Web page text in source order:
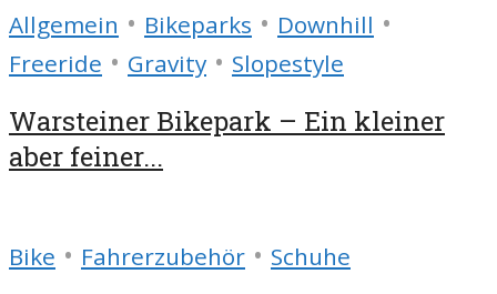
Allgemein • Bikeparks • Downhill •
Freeride • Gravity • Slopestyle
Warsteiner Bikepark – Ein kleiner
aber feiner...
Bike • Fahrerzubehör • Schuhe